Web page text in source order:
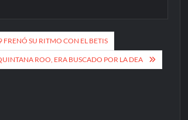
SU RITMO CON EL BETIS
ROO, ERA BUSCADO POR LA DEA